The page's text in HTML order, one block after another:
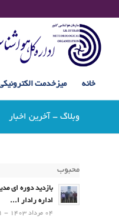
خانه میزخدمت
وبلاگ - آخرین اخبار
محبوب
بازدید دوره ای
اداره رادار ا...
04 مرداد 1403 - 5:51 ب.ظ